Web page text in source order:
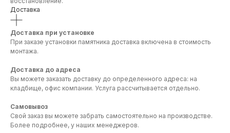
Доставка
Доставка при установке
При заказе установки памятника доставка включена в стоимость
монтажа.
Доставка до адреса
Вы можете заказать доставку до определенного адреса: на
кладбище, офис компании. Услуга рассчитывается отдельно.
Самовывоз
Свой заказ вы можете забрать самостоятельно на производстве.
Более подробнее, у наших менеджеров.